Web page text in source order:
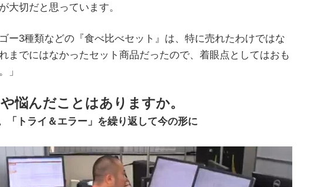
大切だと思っています。
ー3種類などの『食べ比べセット』は、特に売れたわけではな
までにはなかったセット商品だったので、着眼点としてはおも
」
悩んだことはありますか。
「トライ＆エラー」を繰り返して今の形に